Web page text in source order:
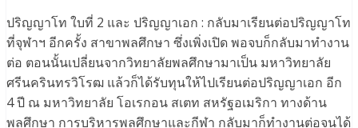
ปริญญาโท ใบที่ 2 และ ปริญญาเอก : กลับมาเรียนต่อปริญญาโท
ที่จุฬาฯ อีกครั้ง สาขาพลศึกษา ซึ่งเพิ่งเปิด พอจบก็กลับมาทำงาน
ต่อ ตอนนั้นเปลี่ยนจากวิทยาลัยพลศึกษามาเป็น มหาวิทยาลัย
ศรีนครินทรวิโรฒ แล้วก็ได้รับทุนให้ไปเรียนต่อปริญญาเอก อีก
4 ปี ณ มหาวิทยาลัย โอเรกอน สเตท สหรัฐอเมริกา ทางด้าน
พลศึกษา การบริหารพลศึกษาและกีฬา กลับมาก็ทำงานต่อจนได้